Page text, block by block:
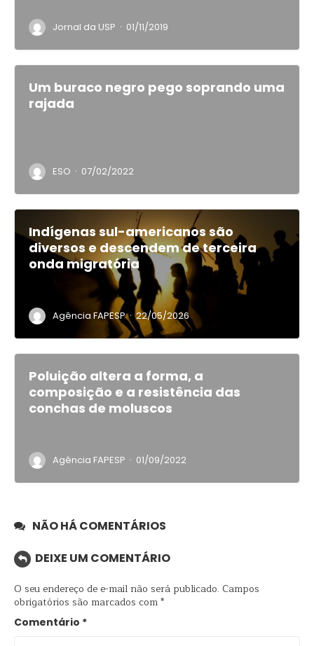
Jornal da USP · 01/11/2019
Um buraco negro pego soprando uma
rajada
ESO · 07/02/2022
Indígenas sul-americanos são
diversos e descendem de terceira
onda migratória
Agência FAPESP · 22/05/2026
Poluição altera a forma, a
composição e a resistência das
conchas de moluscos
Agência FAPESP · 01/09/2022
NÃO HÁ COMENTÁRIOS
DEIXE UM COMENTÁRIO
O seu endereço de e-mail não será publicado. Campos
obrigatórios são marcados com*
Comentário *